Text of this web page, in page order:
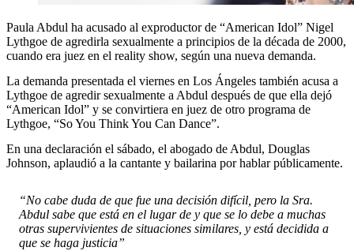
Paula Abdul ha acusado al exproductor de “American Idol” Nigel
Lythgoe de agredirla sexualmente a principios de la década de 2000,
cuando era juez en el reality show, según una nueva demanda.
La demanda presentada el viernes en Los Ángeles también acusa a
Lythgoe de agredir sexualmente a Abdul después de que ella dejó
“American Idol” y se convirtiera en juez de otro programa de
Lythgoe, “So You Think You Can Dance”.
En una declaración el sábado, el abogado de Abdul, Douglas
Johnson, aplaudió a la cantante y bailarina por hablar públicamente.
“No cabe duda de que fue una decisión difícil, pero la Sra.
Abdul sabe que está en el lugar de y que se lo debe a muchas
otras supervivientes de situaciones similares, y está decidida a
que se haga justicia”